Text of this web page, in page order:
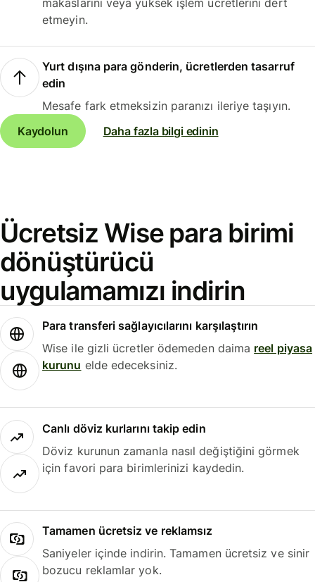
makaslarını veya yüksek işlem ücretlerini dert
etmeyin.
Yurt dışına para gönderin, ücretlerden tasarruf
edin
Mesafe fark etmeksizin paranızı ileriye taşıyın.
Kaydolun
Daha fazla bilgi edinin
Ücretsiz Wise para birimi
dönüştürücü
uygulamamızı indirin
Para transferi sağlayıcılarını karşılaştırın
Wise ile gizli ücretler ödemeden daima reel piyasa
kurunu elde edeceksiniz.
Canlı döviz kurlarını takip edin
Döviz kurunun zamanla nasıl değiştiğini görmek
için favori para birimlerinizi kaydedin.
Tamamen ücretsiz ve reklamsız
Saniyeler içinde indirin. Tamamen ücretsiz ve sinir
bozucu reklamlar yok.